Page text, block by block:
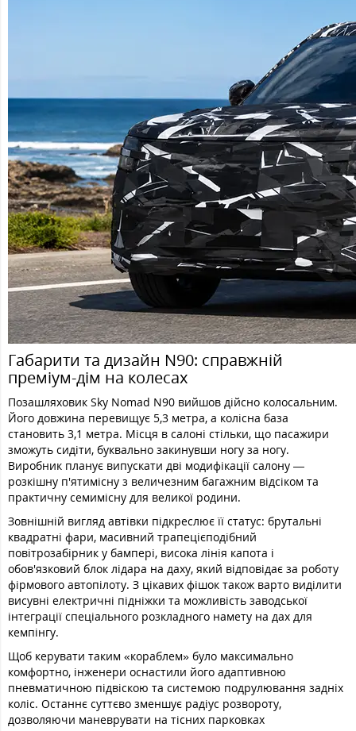
Габарити та дизайн N90: справжній
преміум-дім на колесах
Позашляховик Sky Nomad N90 вийшов дійсно колосальним.
Його довжина перевищує 5,3 метра, а колісна база
становить 3,1 метра. Місця в салоні стільки, що пасажири
зможуть сидіти, буквально закинувши ногу за ногу.
Виробник планує випускати дві модифікації салону —
розкішну п'ятимісну з величезним багажним відсіком та
практичну семимісну для великої родини.
Зовнішній вигляд автівки підкреслює її статус: брутальні
квадратні фари, масивний трапецієподібний
повітрозабірник у бампері, висока лінія капота і
обов'язковий блок лідара на даху, який відповідає за роботу
фірмового автопілоту. З цікавих фішок також варто виділити
висувні електричні підніжки та можливість заводської
інтеграції спеціального розкладного намету на дах для
кемпінгу.
Щоб керувати таким «кораблем» було максимально
комфортно, інженери оснастили його адаптивною
пневматичною підвіскою та системою подрулювання задніх
коліс. Останнє суттєво зменшує радіус розвороту,
дозволяючи маневрувати на тісних парковках